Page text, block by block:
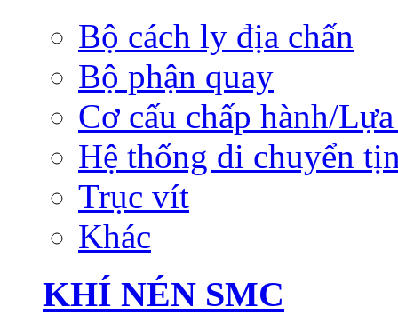
Bộ cách ly địa chấn
Bộ phận quay
Cơ cấu chấp hành/
Hệ thống di chuyển
Trục vít
Khác
KHÍ NÉN SMC